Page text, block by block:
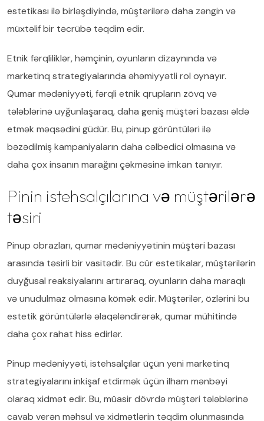
estetikası ilə birləşdiyində, müştərilərə daha zəngin və
müxtəlif bir təcrübə təqdim edir.
Etnik fərqliliklər, həmçinin, oyunların dizaynında və
marketinq strategiyalarında əhəmiyyətli rol oynayır.
Qumar mədəniyyəti, fərqli etnik qrupların zövq və
tələblərinə uyğunlaşaraq, daha geniş müştəri bazası əldə
etmək məqsədini güdür. Bu, pinup görüntüləri ilə
bəzədilmiş kampaniyaların daha cəlbedici olmasına və
daha çox insanın marağını çəkməsinə imkan tanıyır.
Pinin istehsalçılarına və müştərilərə
təsiri
Pinup obrazları, qumar mədəniyyətinin müştəri bazası
arasında təsirli bir vasitədir. Bu cür estetikalar, müştərilərin
duyğusal reaksiyalarını artıraraq, oyunların daha maraqlı
və unudulmaz olmasına kömək edir. Müştərilər, özlərini bu
estetik görüntülərlə əlaqələndirərək, qumar mühitində
daha çox rahat hiss edirlər.
Pinup mədəniyyəti, istehsalçılar üçün yeni marketinq
strategiyalarını inkişaf etdirmək üçün ilham mənbəyi
olaraq xidmət edir. Bu, müasir dövrdə müştəri tələblərinə
cavab verən məhsul və xidmətlərin təqdim olunmasında